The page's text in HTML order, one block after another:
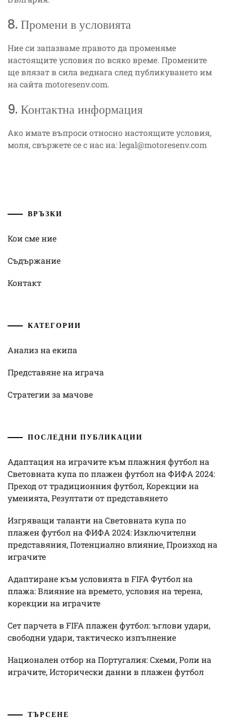
8. Промени в условията
Ние си запазваме правото да променяме
настоящите условия по всяко време. Промените
ще влязат в сила веднага след публикуването им
на сайта motoresenv.com.
9. Контактна информация
Ако имате въпроси относно настоящите условия,
моля, свържете се с нас на:legal@motoresenv.com
ВРЪЗКИ
Кои сме ние
Съдържание
Контакт
КАТЕГОРИИ
Анализ на екипа
Представяне на играча
Стратегии за мачове
ПОСЛЕДНИ ПУБЛИКАЦИИ
Адаптация на играчите към плажния футбол на
Световната купа по плажен футбол на ФИФА 2024:
Преход от традиционния футбол, Корекции на
уменията, Резултати от представянето
Изгряващи таланти на Световната купа по
плажен футбол на ФИФА 2024: Изключителни
представяния, Потенциално влияние, Произход на
играчите
Адаптиране към условията в FIFA Футбол на
плажа: Влияние на времето, условия на терена,
корекции на играчите
Сет парчета в FIFA плажен футбол: ъглови удари,
свободни удари, тактическо изпълнение
Национален отбор на Португалия: Схеми, Роли на
играчите, Исторически данни в плажен футбол
ТЪРСЕНЕ